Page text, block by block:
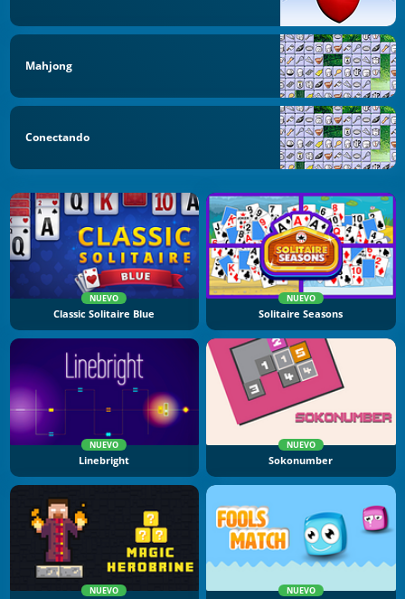
Mahjong
Conectando
NUEVO
Classic Solitaire Blue
NUEVO
Solitaire Seasons
NUEVO
Linebright
NUEVO
Sokonumber
NUEVO NUEVO